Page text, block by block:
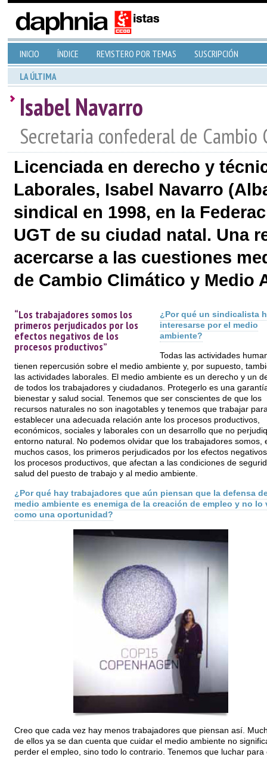
INICIO ÍNDICE REVISTERO POR TEMAS SUSCRIPCIÓN
LA ÚLTIMA
Isabel Navarro
Secretaria confederal de
Licenciada en derecho y
Laborales, Isabel Navarro
sindical en 1998, en la
UGT de su ciudad natal. Una
acercarse a las cuestiones
de Cambio Climático y Medio
“Los trabajadores somos los
primeros perjudicados por los
efectos negativos de los
procesos productivos”
¿Por qué un sindicalista
interesarse por el medio
ambiente?
Todas las actividades
tienen repercusión sobre el medio ambiente y, por supuesto,
las actividades laborales. El medio ambiente es un derecho y un
de todos los trabajadores y ciudadanos. Protegerlo es una
bienestar y salud social. Tenemos que ser conscientes de que los
recursos naturales no son inagotables y tenemos que trabajar
establecer una adecuada relación ante los procesos productivos,
económicos, sociales y laborales con un desarrollo que no
entorno natural. No podemos olvidar que los trabajadores somos,
muchos casos, los primeros perjudicados por los efectos
los procesos productivos, que afectan a las condiciones de
salud del puesto de trabajo y al medio ambiente.
¿Por qué hay trabajadores que aún piensan que la defensa
medio ambiente es enemiga de la creación de empleo y no lo
como una oportunidad?
Creo que cada vez hay menos trabajadores que piensan así.
de ellos ya se dan cuenta que cuidar el medio ambiente no
perder el empleo, sino todo lo contrario. Tenemos que luchar para